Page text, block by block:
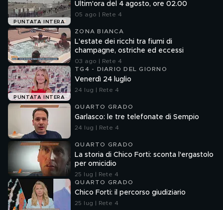
PUNTATA INTERA
Ultim'ora del 4 agosto, ore 02.00
05 ago | Rete 4
ZONA BIANCA
L'estate dei ricchi tra fiumi di
champagne, ostriche ed eccessi
03 ago | Rete 4
PUNTATA INTERA
TG4 - DIARIO DEL GIORNO
Venerdì 24 luglio
24 lug | Rete 4
QUARTO GRADO
Garlasco: le tre telefonate di Sempio
24 lug | Rete 4
QUARTO GRADO
La storia di Chico Forti: sconta l'ergastolo
per omicidio
25 lug | Rete 4
QUARTO GRADO
Chico Forti: il percorso giudiziario
25 lug | Rete 4